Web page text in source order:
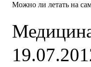
Можно ли летать на